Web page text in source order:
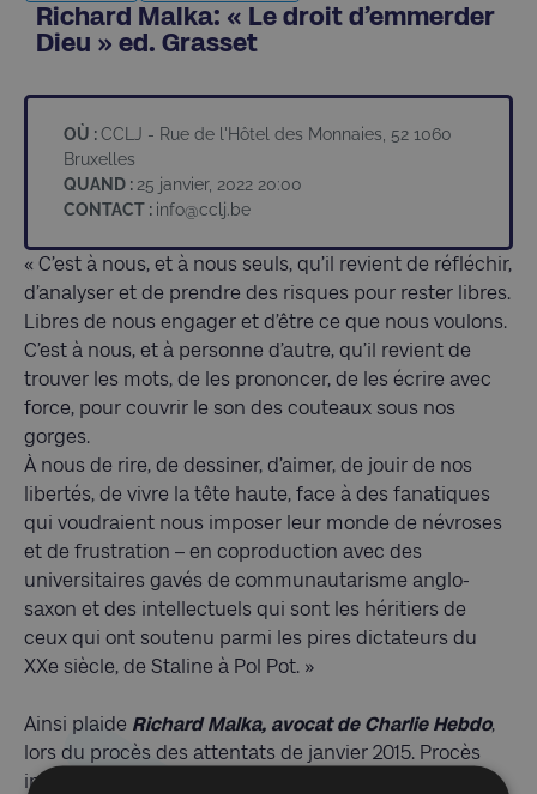
Richard Malka: « Le droit d’emmerder
Dieu » ed. Grasset
OÙ :CCLJ - Rue de l'Hôtel des Monnaies, 52 1060
Bruxelles
QUAND : 25 janvier, 2022 20:00
CONTACT : info@cclj.be
« C’est à nous, et à nous seuls, qu’il revient de réfléchir,
d’analyser et de prendre des risques pour rester libres.
Libres de nous engager et d’être ce que nous voulons.
C’est à nous, et à personne d’autre, qu’il revient de
trouver les mots, de les prononcer, de les écrire avec
force, pour couvrir le son des couteaux sous nos
gorges.
À nous de rire, de dessiner, d’aimer, de jouir de nos
libertés, de vivre la tête haute, face à des fanatiques
qui voudraient nous imposer leur monde de névroses
et de frustration – en coproduction avec des
universitaires gavés de communautarisme anglo-
saxon et des intellectuels qui sont les héritiers de
ceux qui ont soutenu parmi les pires dictateurs du
XXe siècle, de Staline à Pol Pot. »
Ainsi plaide Richard Malka, avocat de Charlie Hebdo,
lors du procès des attentats de janvier 2015. Procès
intellectuel, procès historique, au cours duquel